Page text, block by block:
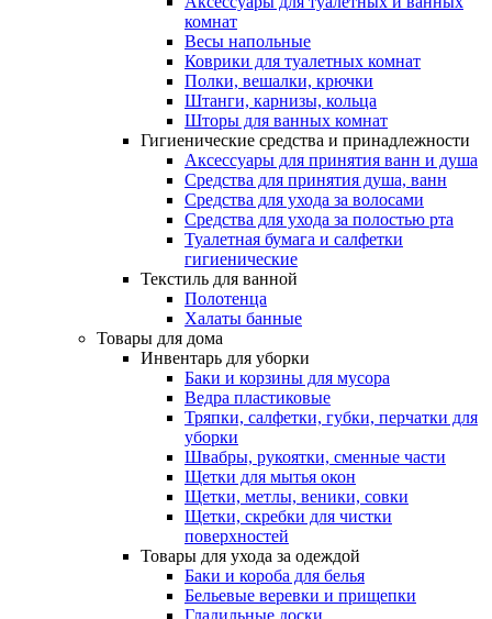
комнат
Весы напольные
Коврики для туалетных комнат
Полки, вешалки, крючки
Штанги, карнизы, кольца
Шторы для ванных комнат
Гигиенические средства и принадлежности
Аксессуары для принятия ванн и душа
Средства для принятия душа, ванн
Средства для ухода за волосами
Средства для ухода за полостью рта
Туалетная бумага и салфетки
гигиенические
Текстиль для ванной
Полотенца
Халаты банные
Товары для дома
Инвентарь для уборки
Баки и корзины для мусора
Ведра пластиковые
Тряпки, салфетки, губки, перчатки для
уборки
Швабры, рукоятки, сменные части
Щетки для мытья окон
Щетки, метлы, веники, совки
Щетки, скребки для чистки
поверхностей
Товары для ухода за одеждой
Баки и короба для белья
Бельевые веревки и прищепки
Гладильные доски